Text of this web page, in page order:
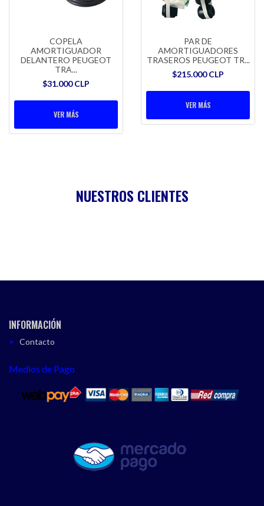
COPELA
AMORTIGUADOR
DELANTERO PEUGEOT
TRA...
$31.000 CLP
VER MÁS
PAR DE
AMORTIGUADORES
TRASEROS PEUGEOT TR...
$215.000 CLP
VER MÁS
NUESTROS CLIENTES
INFORMACIÓN
Contacto
Medios de Pago